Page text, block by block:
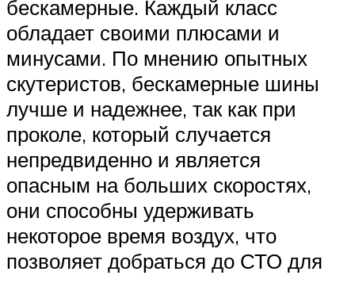
бескамерные. Каждый класс
обладает своими плюсами и
минусами. По мнению опытных
скутеристов, бескамерные шины
лучше и надежнее, так как при
проколе, который случается
непредвиденно и является
опасным на больших скоростях,
они способны удерживать
некоторое время воздух, что
позволяет добраться до СТО для